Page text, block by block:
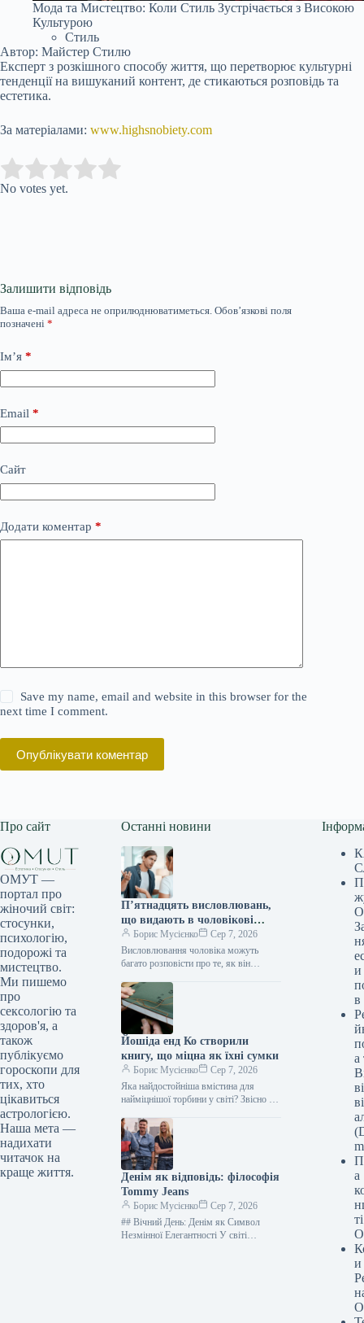
Мода та Мистецтво: Коли Стиль Зустрічається з Високою
Культурою
Стиль
Автор: Майстер Стилю
Експерт з розкішного способу життя, що перетворює культурні
тенденції на вишуканий контент, де стикаються розповідь та
естетика.
За матеріалами: www.highsnobiety.com
Rate this item:
No votes yet.
Залишити відповідь
Ваша e-mail адреса не оприлюднюватиметься. Обов’язкові поля
позначені *
Ім’я *
Email *
Сайт
Додати коментар *
Save my name, email and website in this browser for the
next time I comment.
Опублікувати коментар
Про сайт
ОМУТ —
портал про
жіночий світ:
стосунки,
психологію,
подорожі та
мистецтво.
Ми пишемо
про
сексологію та
здоров'я, а
також
публікуємо
гороскопи для
тих, хто
цікавиться
астрологією.
Наша мета —
надихати
читачок на
краще життя.
Останні новини
П’ятнадцять висловлювань,
що видають в чоловікові
незграбну душу, йому
здаються цілком
прийнятними у спілкуванні з
Борис Мусієнко
Сер 7, 2026
Висловлювання чоловіка можуть
багато розповісти про те, як він
розуміють, що міцні стосунки
ґрунтуються на…
Йошіда енд Ко створили
книгу, що міцна як їхні сумки
Борис Мусієнко
Сер 7, 2026
Яка найдостойніша вмістина для
найміцнішої торбини у світі? Звісно ж,
Yoshida & Co., що славиться
створенням першої,…
Денім як відповідь: філософія
Tommy Jeans
Борис Мусієнко
Сер 7, 2026
## Вічний День: Денім як Символ
Незмінної Елегантності У світі
и
в
а
а
и